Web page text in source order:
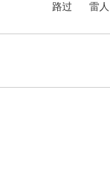
路过 雷人